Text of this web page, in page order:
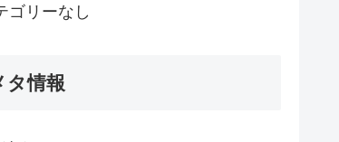
ゴリーなし
タ情報